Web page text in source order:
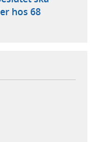
hos 68
webbplats,
webbplats,